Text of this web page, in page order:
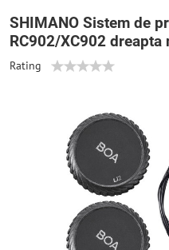
SHIMANO Sistem de
RC902/XC902
Rating